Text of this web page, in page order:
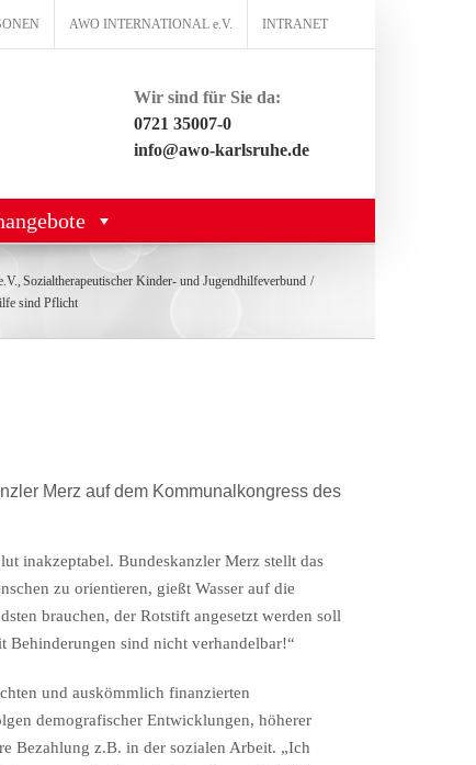
AWO INTERNATIONAL e.V. INTRANET
Wir sind für Sie da:
0721 35007-0
info@awo-karlsruhe.de
Sozialtherapeutischer Kinder- und Jugendhilfeverbund
sind Pflicht
Merz auf dem Kommunalkongress des
inakzeptabel. Bundeskanzler Merz stellt das
zu orientieren, gießt Wasser auf die
brauchen, der Rotstift angesetzt werden soll
Behinderungen sind nicht verhandelbar!“
und auskömmlich finanzierten
demografischer Entwicklungen, höherer
Bezahlung z.B. in der sozialen Arbeit. „Ich